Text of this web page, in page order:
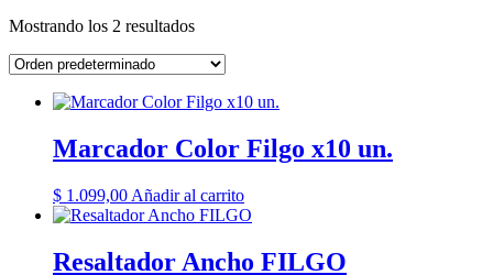
Mostrando los 2 resultados
Marcador Color Filgo x10 un.
$ 1.099,00 Añadir al carrito
Resaltador Ancho FILGO